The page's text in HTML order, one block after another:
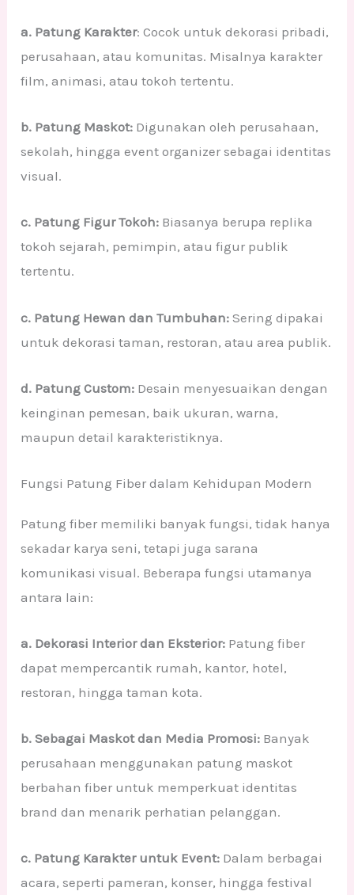
a. Patung Karakter: Cocok untuk dekorasi pribadi,
perusahaan, atau komunitas. Misalnya karakter
film, animasi, atau tokoh tertentu.
b. Patung Maskot: Digunakan oleh perusahaan,
sekolah, hingga event organizer sebagai identitas
visual.
c. Patung Figur Tokoh: Biasanya berupa replika
tokoh sejarah, pemimpin, atau figur publik
tertentu.
c. Patung Hewan dan Tumbuhan: Sering dipakai
untuk dekorasi taman, restoran, atau area publik.
d. Patung Custom: Desain menyesuaikan dengan
keinginan pemesan, baik ukuran, warna,
maupun detail karakteristiknya.
Fungsi Patung Fiber dalam Kehidupan Modern
Patung fiber memiliki banyak fungsi, tidak hanya
sekadar karya seni, tetapi juga sarana
komunikasi visual. Beberapa fungsi utamanya
antara lain:
a. Dekorasi Interior dan Eksterior: Patung fiber
dapat mempercantik rumah, kantor, hotel,
restoran, hingga taman kota.
b. Sebagai Maskot dan Media Promosi: Banyak
perusahaan menggunakan patung maskot
berbahan fiber untuk memperkuat identitas
brand dan menarik perhatian pelanggan.
c. Patung Karakter untuk Event: Dalam berbagai
acara, seperti pameran, konser, hingga festival